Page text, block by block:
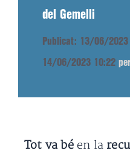
del Gemelli
Publicat: 13/06/2023
14/06/2023 10:22
Tot va béen la